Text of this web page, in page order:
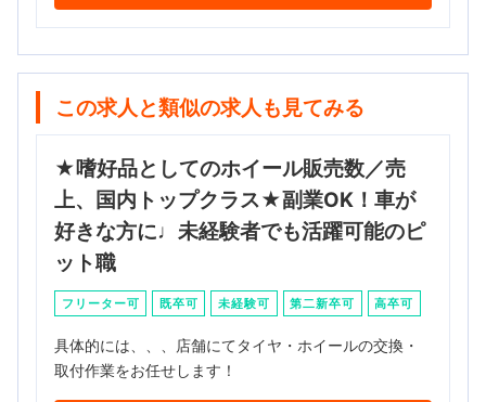
この求人と類似の求人も見てみる
★嗜好品としてのホイール販売数／売
上、国内トップクラス★副業OK！車が
好きな方に♩未経験者でも活躍可能のピ
ット職
フリーター可 既卒可 未経験可 第二新卒可 高卒可
具体的には、、、店舗にてタイヤ・ホイールの交換・
取付作業をお任せします！